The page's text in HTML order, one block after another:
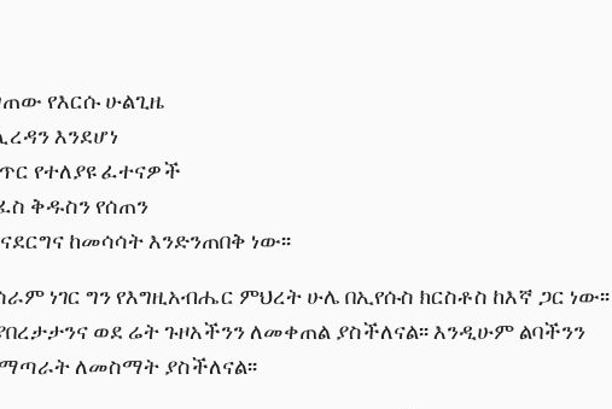
የእርሱ ሁልጊዜ
እንደሆነ
የተለያዩ ፈተናዎች
ቅዱስን የሰጠን
ከመሳሳት እንድንጠበቅ ነው፡፡
ነገር ግን የእግዚአብሔር ምህረት ሁሌ በኢየሱስ ክርስቶስ ከእኛ ጋር ነው፡፡
ወደ ሬት ጉዞአችንን ለመቀጠል ያስችለናል፡፡ እንዲሁም ልባችንን
ለመስማት ያስችለናል፡፡